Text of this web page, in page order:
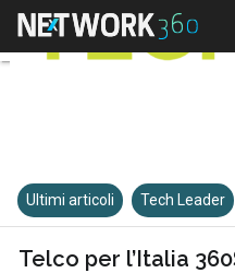
Ultimi articoli Tech Leader
Telco per l’Italia